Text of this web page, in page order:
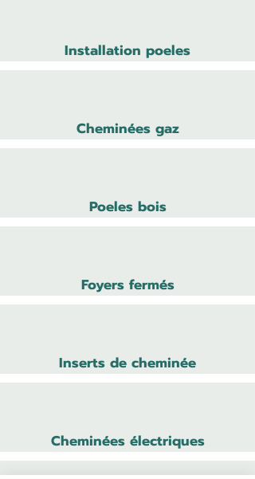
Installation poeles
Cheminées gaz
Poeles bois
Foyers fermés
Inserts de cheminée
Cheminées électriques